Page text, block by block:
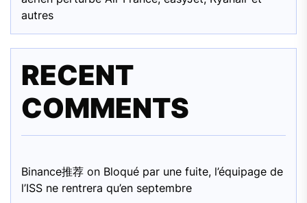
autres
RECENT
COMMENTS
Binance推荐 on Bloqué par une fuite, l’équipage de
l’ISS ne rentrera qu’en septembre